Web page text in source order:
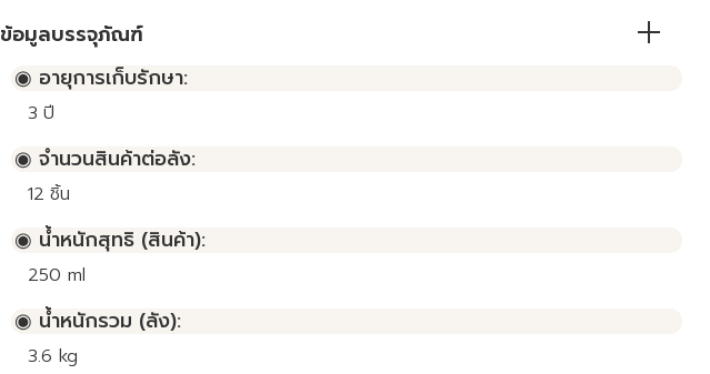
ข้อมูลบรรจุภัณฑ์
◉ อายุการเก็บรักษา:
3 ปี
◉ จำนวนสินค้าต่อลัง:
12 ชิ้น
◉ น้ำหนักสุทธิ (สินค้า):
250 ml
◉ น้ำหนักรวม (ลัง):
3.6 kg